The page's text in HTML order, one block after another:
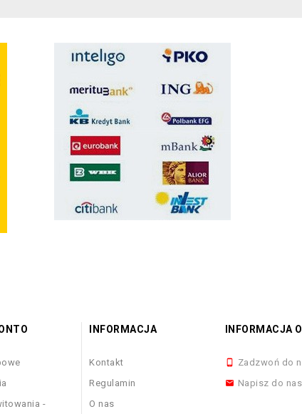
-
INFORMACJA
Kontakt
Regulamin
O nas
INFORMACJA
 Zadzwoń do
 Napisz do